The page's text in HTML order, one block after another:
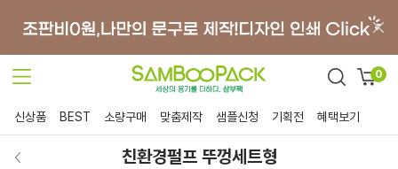
0
신상품 BEST 소량구매 맞춤제작 샘플신청 기획전 혜택보기
친환경펄프 뚜껑세트형